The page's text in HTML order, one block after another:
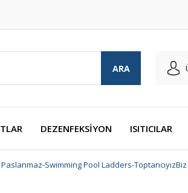
ARA
DEZENFEKSİYON ISITICILAR
Swimming Pool Ladders-ToptancıyızBiz